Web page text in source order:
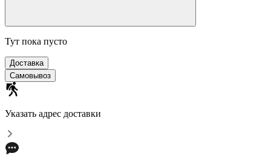
Тут пока пусто
Доставка
Самовывоз
Указать адрес доставки